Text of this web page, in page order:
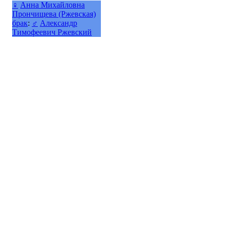
♀ Анна Михайловна
Прончищева (Ржевская)
брак: ♂ Александр
Тимофеевич Ржевский